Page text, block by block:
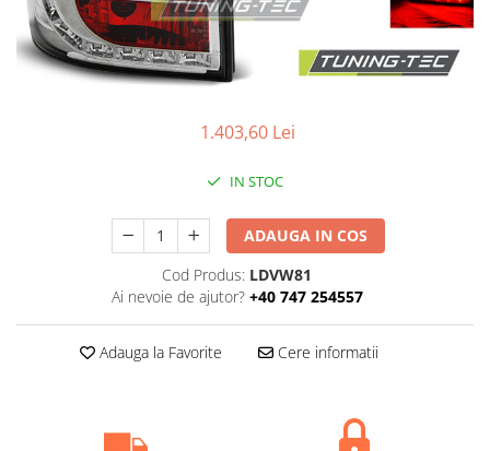
1.403,60 Lei
IN STOC
ADAUGA IN COS
Cod Produs: LDVW81
Ai nevoie de ajutor? +40 747 254557
Adauga la Favorite Cere informatii